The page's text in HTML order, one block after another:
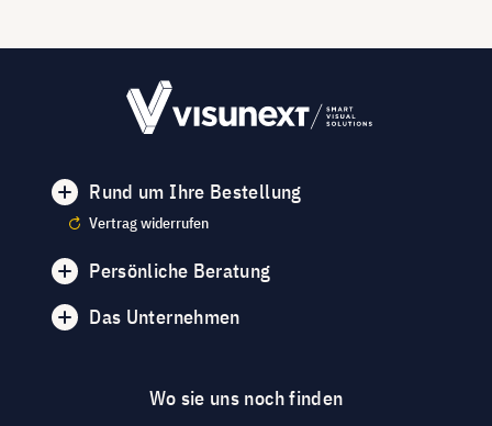
Rund um Ihre Bestellung
Vertrag widerrufen
Persönliche Beratung
Das Unternehmen
Wo sie uns noch finden